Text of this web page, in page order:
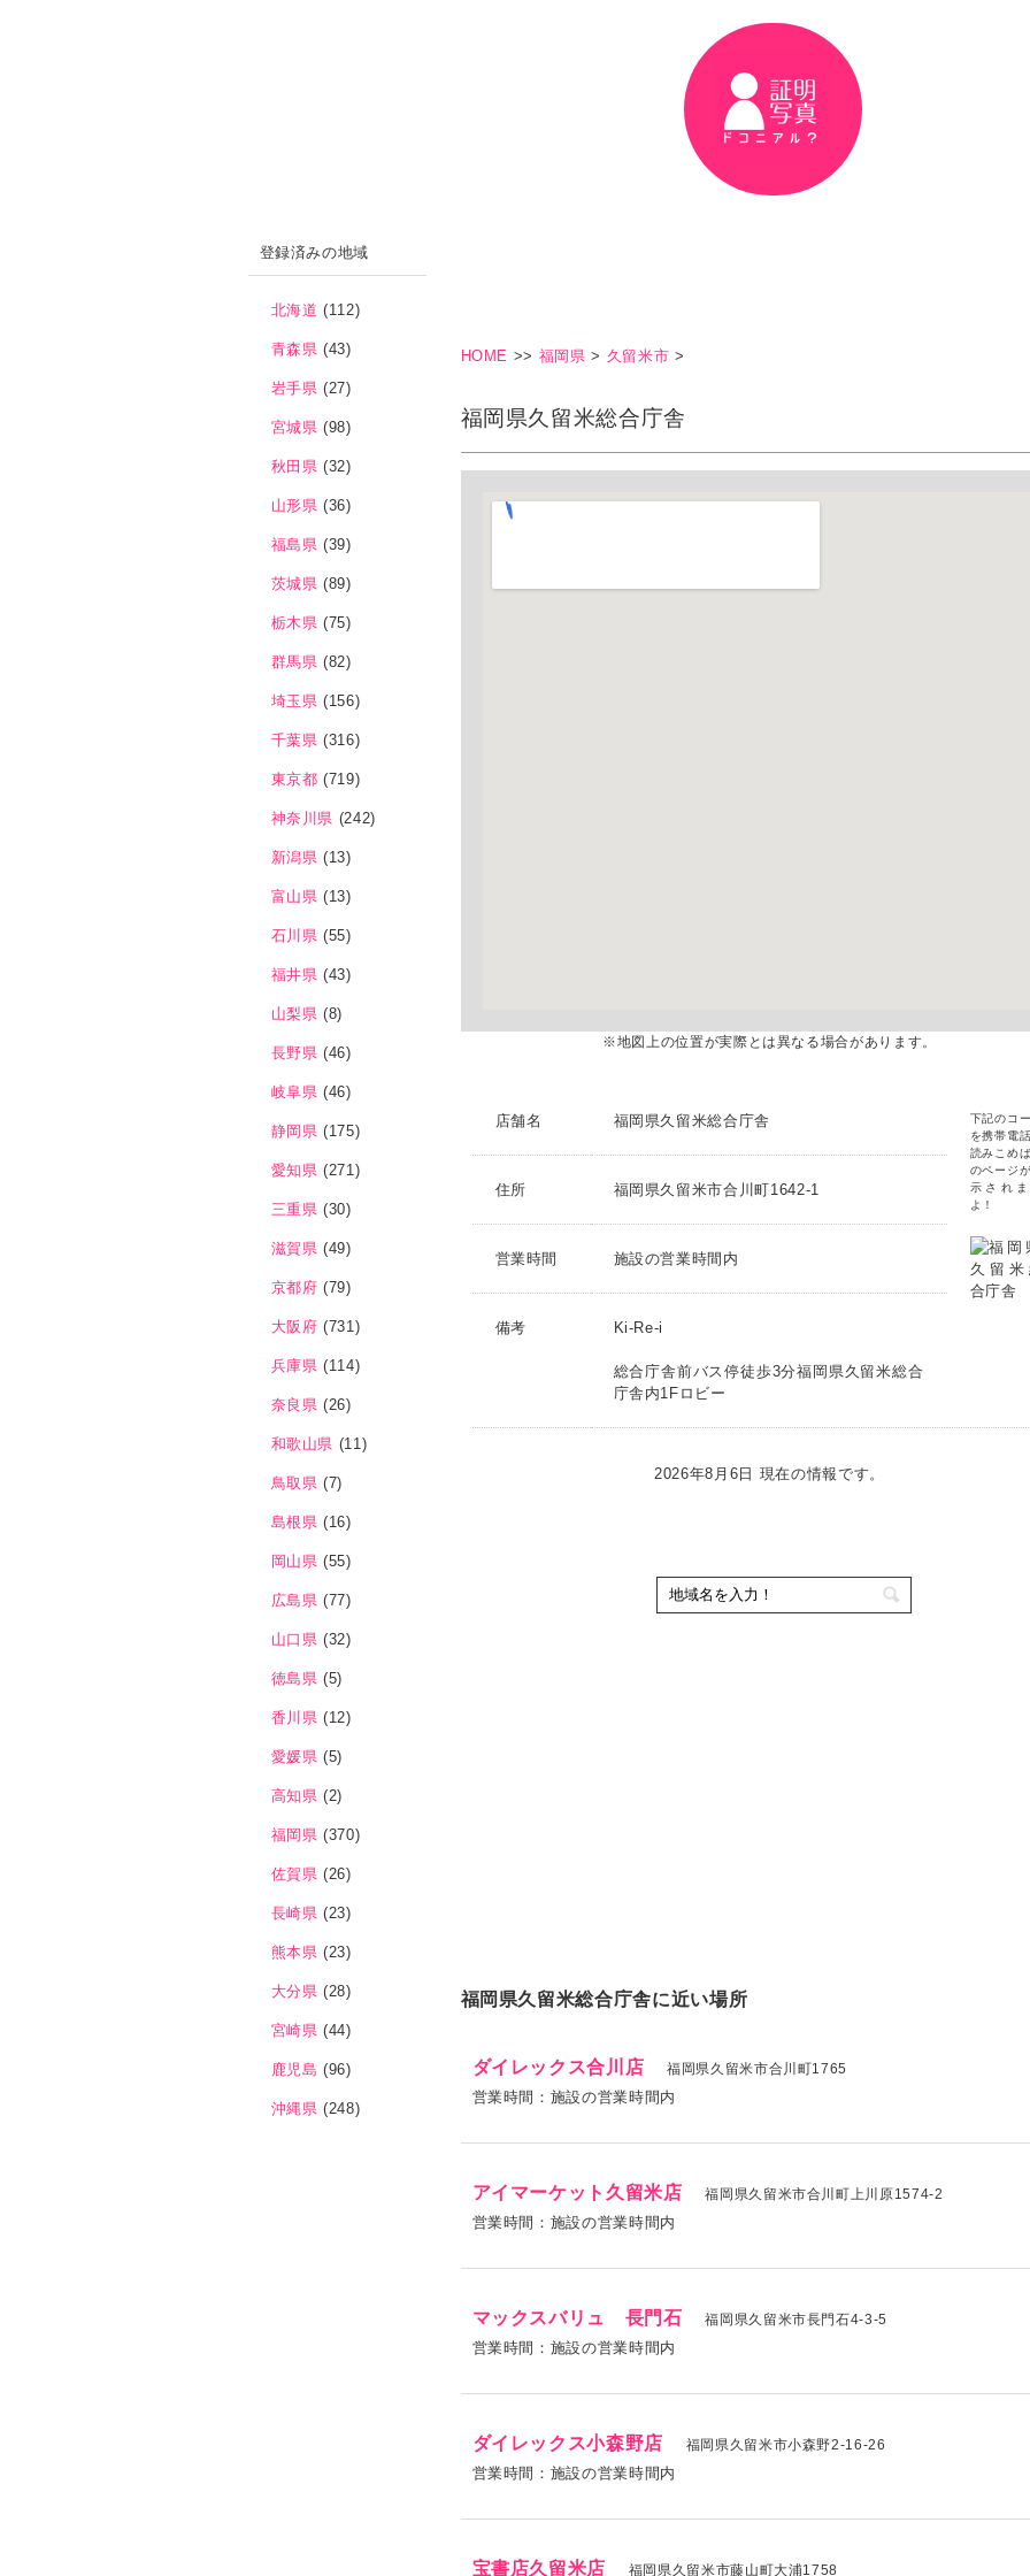
HOME >> 福岡県 > 久留米市 >
福岡県久留米総合庁舎
※地図上の位置が実際とは異なる場合があります。
店舗名 福岡県久留米総合庁舎
下記のコ
を携帯電
読みこめ
のページ
示され
よ！
住所 福岡県久留米市合川町1642-1
営業時間 施設の営業時間内
備考 Ki-Re-i
総合庁舎前バス停徒歩3分福岡県久留米総合
庁舎内1Fロビー
2026年8月6日 現在の情報です。
福岡県久留米総合庁舎に近い場所
ダイレックス合川店 福岡県久留米市合川町1765
営業時間：施設の営業時間内
アイマーケット久留米店 福岡県久留米市合川町上川原1574-2
営業時間：施設の営業時間内
マックスバリュ 長門石 福岡県久留米市長門石4-3-5
営業時間：施設の営業時間内
ダイレックス小森野店 福岡県久留米市小森野2-16-26
営業時間：施設の営業時間内
宝書店久留米店 福岡県久留米市藤山町大浦1758
登録済みの地域
北海道 (112)
青森県 (43)
岩手県 (27)
宮城県 (98)
秋田県 (32)
山形県 (36)
福島県 (39)
茨城県 (89)
栃木県 (75)
群馬県 (82)
埼玉県 (156)
千葉県 (316)
東京都 (719)
神奈川県 (242)
新潟県 (13)
富山県 (13)
石川県 (55)
福井県 (43)
山梨県 (8)
長野県 (46)
岐阜県 (46)
静岡県 (175)
愛知県 (271)
三重県 (30)
滋賀県 (49)
京都府 (79)
大阪府 (731)
兵庫県 (114)
奈良県 (26)
和歌山県 (11)
鳥取県 (7)
島根県 (16)
岡山県 (55)
広島県 (77)
山口県 (32)
徳島県 (5)
香川県 (12)
愛媛県 (5)
高知県 (2)
福岡県 (370)
佐賀県 (26)
長崎県 (23)
熊本県 (23)
大分県 (28)
宮崎県 (44)
鹿児島 (96)
沖縄県 (248)